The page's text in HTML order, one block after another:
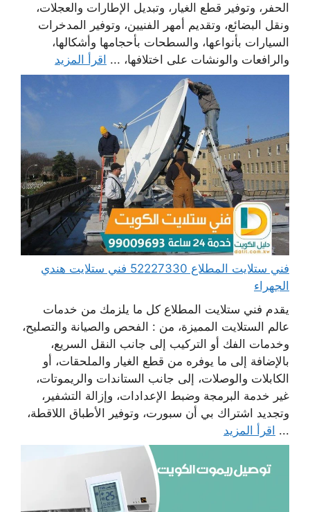
الحفر، وتوفير قطع الغيار، وتبديل الإطارات والعجلات،
ونقل البضائع، وتقديم أمهر الفنيين، وتوفير المدخرات
السيارات بأنواعها، والسطحات بأحجامها وأشكالها،
والرافعات والونشات على اختلافها، ... اقرأ المزيد
فني ستلايت المطلاع 52227330 فني ستلايت هندي
الجهراء
يقدم فني ستلايت المطلاع كل ما يلزمك من خدمات
عالم الستلايت المميزة، من : الفحص والصيانة والتصليح،
وخدمات الفك أو التركيب إلى جانب النقل السريع،
بالإضافة إلى ما يوفره من قطع الغيار والملحقات، أو
الكابلات والوصلات، إلى جانب الستاندات والريموتات،
غير خدمة البرمجة وضبط الإعدادات، وإزالة التشفير،
وتجديد اشتراك بي أن سبورت، وتوفير الأطباق اللاقطة،
... اقرأ المزيد